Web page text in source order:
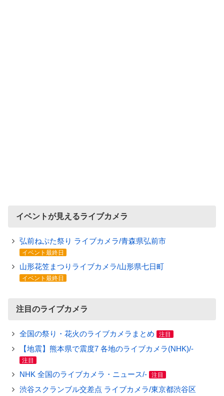
イベントが見えるライブカメラ
弘前ねぷた祭り ライブカメラ/青森県弘前市
イベント最終日
山形花笠まつりライブカメラ/山形県七日町
イベント最終日
注目のライブカメラ
全国の祭り・花火のライブカメラまとめ 注目
【地震】熊本県で震度7 各地のライブカメラ(NHK)/-
注目
NHK 全国のライブカメラ・ニュース/- 注目
渋谷スクランブル交差点 ライブカメラ/東京都渋谷区